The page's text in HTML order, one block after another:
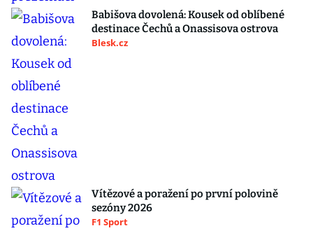
Babišova dovolená: Kousek od oblíbené
destinace Čechů a Onassisova ostrova
Blesk.cz
Vítězové a poražení po první polovině
sezóny 2026
F1 Sport